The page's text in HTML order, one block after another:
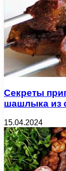
Секреты
шашлыка из
15.04.2024